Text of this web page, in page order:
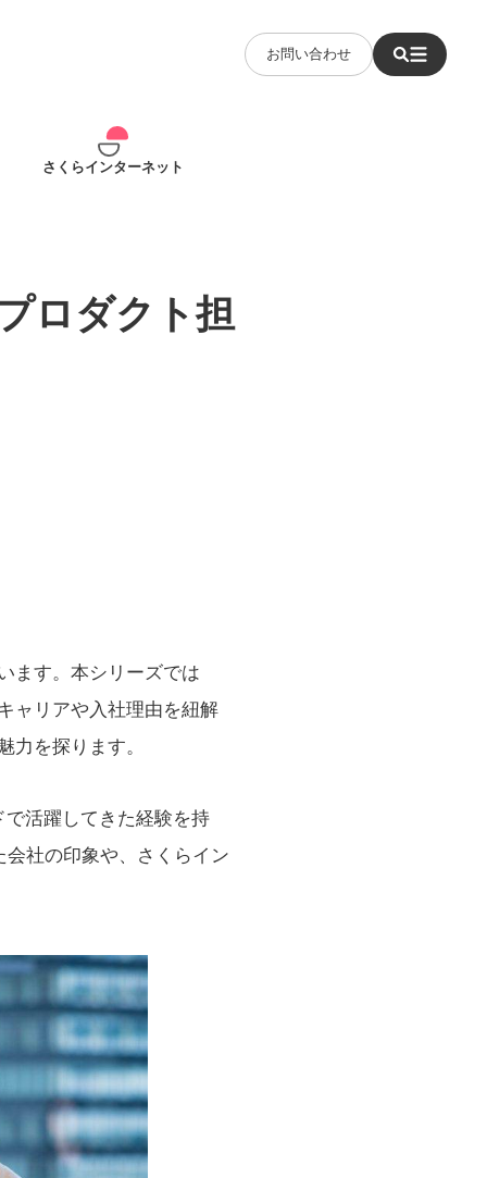
お問い合わせ
さくらインターネット
ロダクト担
ます。本シリーズでは
ャリアや入社理由を紐解
力を探ります。
活躍してきた経験を持
社の印象や、さくらイン